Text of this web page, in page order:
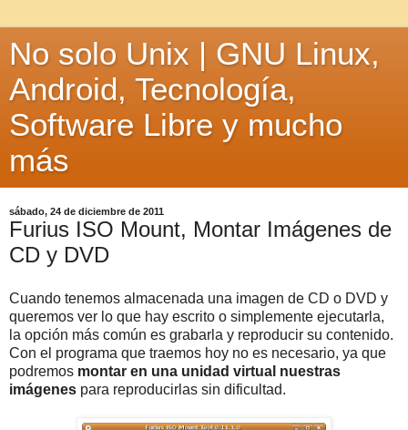
No solo Unix | GNU Linux,
Android, Tecnología,
Software Libre y mucho
más
sábado, 24 de diciembre de 2011
Furius ISO Mount, Montar Imágenes de
CD y DVD
Cuando tenemos almacenada una imagen de CD o DVD y
queremos ver lo que hay escrito o simplemente ejecutarla,
la opción más común es grabarla y reproducir su contenido.
Con el programa que traemos hoy no es necesario, ya que
podremos montar en una unidad virtual nuestras
imágenes para reproducirlas sin dificultad.